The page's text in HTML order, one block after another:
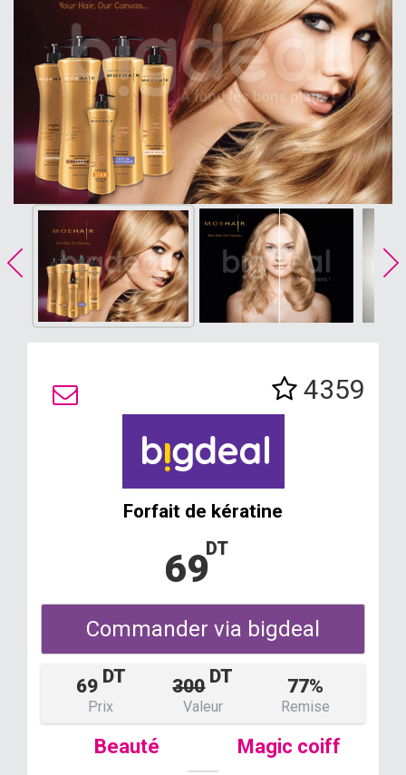
4359
Forfait de kératine
69DT
Commander via bigdeal
69 DT 300 DT 77%
Prix Valeur Remise
Beauté Magic coiff